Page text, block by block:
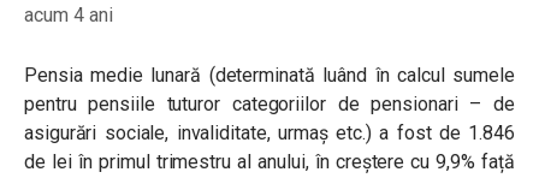
acum 4 ani
Pensia medie lunară (determinată luând în calcul sumele
pentru pensiile tuturor categoriilor de pensionari – de
asigurări sociale, invaliditate, urmaș etc.) a fost de 1.846
de lei în primul trimestru al anului, în creștere cu 9,9% față